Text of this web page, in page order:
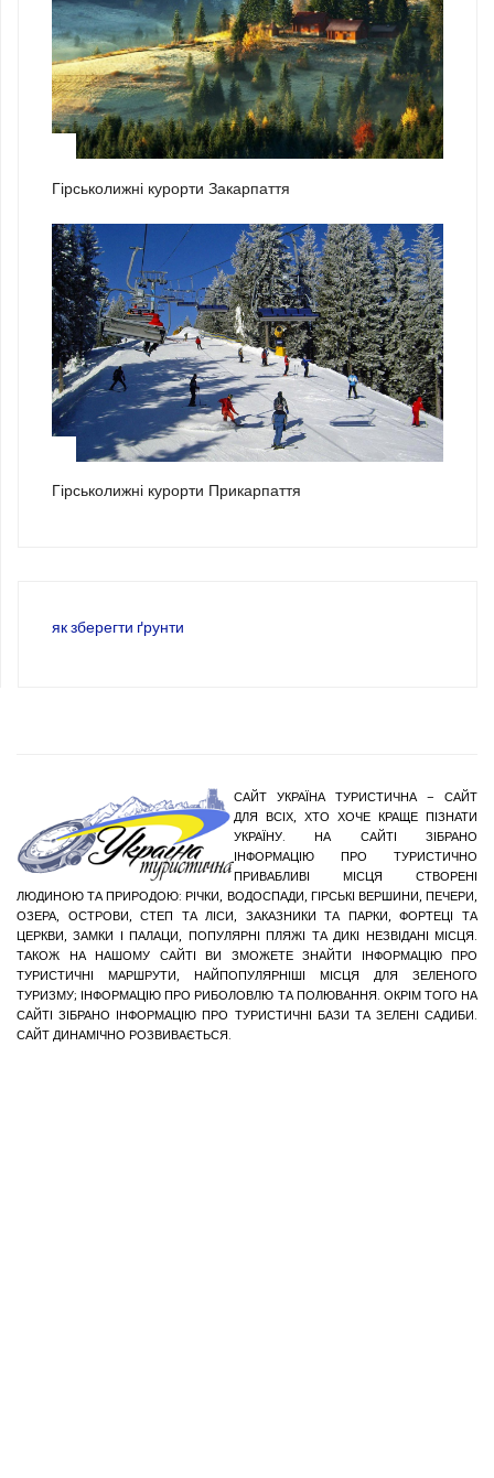
Гірськолижні курорти Закарпаття
Гірськолижні курорти Прикарпаття
як зберегти ґрунти
САЙТ УКРАЇНА ТУРИСТИЧНА – САЙТ
ДЛЯ ВСІХ, ХТО ХОЧЕ КРАЩЕ ПІЗНАТИ
УКРАЇНУ. НА САЙТІ ЗІБРАНО
ІНФОРМАЦІЮ ПРО ТУРИСТИЧНО
ПРИВАБЛИВІ МІСЦЯ СТВОРЕНІ
ЛЮДИНОЮ ТА ПРИРОДОЮ: РІЧКИ, ВОДОСПАДИ, ГІРСЬКІ ВЕРШИНИ, ПЕЧЕРИ,
ОЗЕРА, ОСТРОВИ, СТЕП ТА ЛІСИ, ЗАКАЗНИКИ ТА ПАРКИ, ФОРТЕЦІ ТА
ЦЕРКВИ, ЗАМКИ І ПАЛАЦИ, ПОПУЛЯРНІ ПЛЯЖІ ТА ДИКІ НЕЗВІДАНІ МІСЦЯ.
ТАКОЖ НА НАШОМУ САЙТІ ВИ ЗМОЖЕТЕ ЗНАЙТИ ІНФОРМАЦІЮ ПРО
ТУРИСТИЧНІ МАРШРУТИ, НАЙПОПУЛЯРНІШІ МІСЦЯ ДЛЯ ЗЕЛЕНОГО
ТУРИЗМУ; ІНФОРМАЦІЮ ПРО РИБОЛОВЛЮ ТА ПОЛЮВАННЯ. ОКРІМ ТОГО НА
САЙТІ ЗІБРАНО ІНФОРМАЦІЮ ПРО ТУРИСТИЧНІ БАЗИ ТА ЗЕЛЕНІ САДИБИ.
САЙТ ДИНАМІЧНО РОЗВИВАЄТЬСЯ.